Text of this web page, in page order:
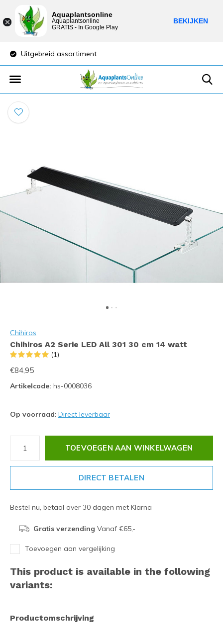
Lage verzendkosten
Chihiros
Chihiros A2 Serie LED All 301 30 cm 14 watt
(1)
€84,95
Artikelcode: hs-0008036
Op voorraad: Direct leverbaar
TOEVOEGEN AAN WINKELWAGEN
DIRECT BETALEN
Bestel nu, betaal over 30 dagen met Klarna
Gratis verzending Vanaf €65,-
Toevoegen aan vergelijking
This product is available in the following
variants:
Productomschrijving
Aquaplantsonline
Aquaplantsonline
GRATIS - In Google Play
BEKIJKEN